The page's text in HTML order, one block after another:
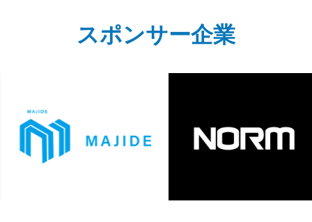
スポンサー企業